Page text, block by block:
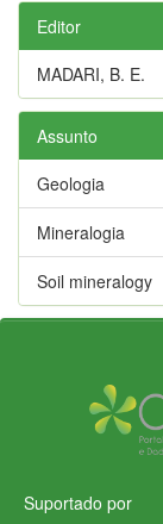
Editor
MADARI, B. E.
Assunto
Geologia
Mineralogia
Soil mineralogy
Suportado por